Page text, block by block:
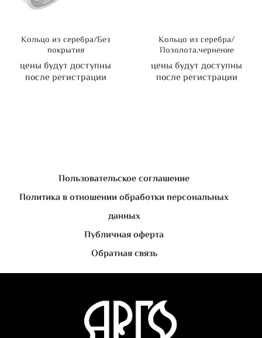
Кольцо из серебра/Без
покрытия
цены будут доступны
после регистрации
Кольцо из серебра/
Позолота,чернение
цены будут доступны
после регистрации
Пользовательское соглашение
Политика в отношении обработки персональных
данных
Публичная оферта
Обратная связь